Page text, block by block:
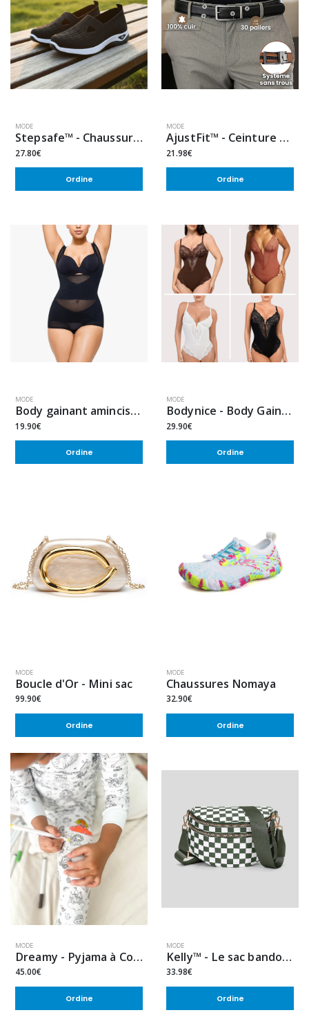
MODE
Stepsafe™ - Chaussures Orthopédiques Confort + Soutien Postural
27.80€
Ordine
MODE
AjustFit™ - Ceinture sans trou ajustable
21.98€
Ordine
MODE
Body gainant amincissant
19.90€
Ordine
MODE
Bodynice - Body Gainant Sculptant à Dentelle
29.90€
Ordine
MODE
Boucle d'Or - Mini sac
99.90€
Ordine
MODE
Chaussures Nomaya
32.90€
Ordine
MODE
Dreamy - Pyjama à Colorier Magique
45.00€
Ordine
MODE
Kelly™ - Le sac bandoulière conçu pour les mamans
33.98€
Ordine